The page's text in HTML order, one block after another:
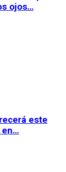
ojos…
este
en…